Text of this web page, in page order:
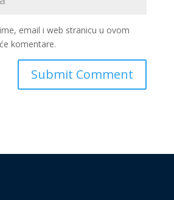
email i web stranicu u ovom
komentare.